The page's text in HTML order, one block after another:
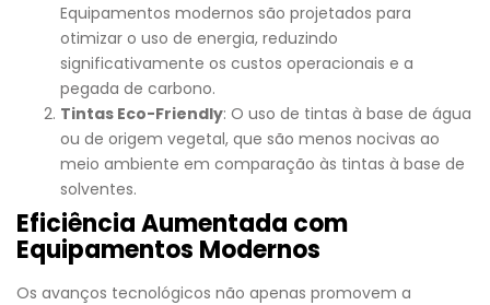
Equipamentos modernos são projetados para
otimizar o uso de energia, reduzindo
significativamente os custos operacionais e a
pegada de carbono.
Tintas Eco-Friendly: O uso de tintas à base de água
ou de origem vegetal, que são menos nocivas ao
meio ambiente em comparação às tintas à base de
solventes.
Eficiência Aumentada com
Equipamentos Modernos
Os avanços tecnológicos não apenas promovem a